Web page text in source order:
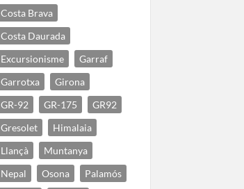
Costa Brava
Costa Daurada
Excursionisme
Garraf
Garrotxa
Girona
GR-92
GR-175
GR92
Gresolet
Himalaia
Llançà
Muntanya
Nepal
Osona
Palamós